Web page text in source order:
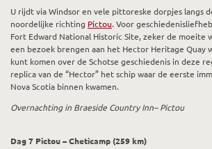
U rijdt via Windsor en vele pittoreske dorpjes langs
noordelijke richting Pictou. Voor
Fort Edward National Historic Site, zeker de moeite
een bezoek brengen aan het Hector Heritage Quay
kunt komen over de Schotse geschiedenis in deze
replica van de “Hector” het schip waar de eerste
Nova Scotia binnen kwamen.
Overnachting in Braeside Country Inn– Pictou
Dag 7 Pictou – Cheticamp (259 km)